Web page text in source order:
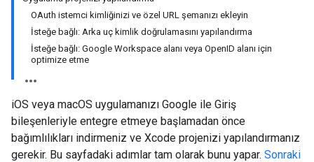
OAuth istemci kimliğinizi ve özel URL şemanızı ekleyin
İsteğe bağlı: Arka uç kimlik doğrulamasını yapılandırma
İsteğe bağlı: Google Workspace alanı veya OpenID alanı için
optimize etme
iOS veya macOS uygulamanızı Google ile Giriş
bileşenleriyle entegre etmeye başlamadan önce
bağımlılıkları indirmeniz ve Xcode projenizi yapılandırmanız
gerekir. Bu sayfadaki adımlar tam olarak bunu yapar. Sonraki